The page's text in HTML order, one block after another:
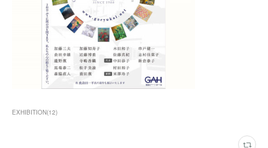
EXHIBITION(12)